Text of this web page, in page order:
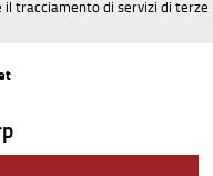
il tracciamento di servizi di terze